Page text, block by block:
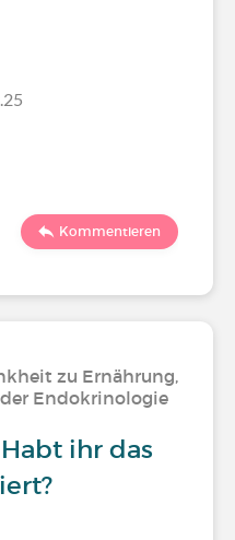
Kommentieren
zu Ernährung,
Endokrinologie
ihr das